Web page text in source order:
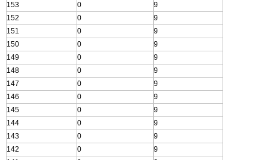
153
0
9
152
0
9
151
0
9
150
0
9
149
0
9
148
0
9
147
0
9
146
0
9
145
0
9
144
0
9
143
0
9
142
0
9